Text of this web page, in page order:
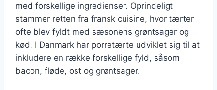
med forskellige ingredienser. Oprindeligt
stammer retten fra fransk cuisine, hvor tærter
ofte blev fyldt med sæsonens grøntsager og
kød. I Danmark har porretærte udviklet sig til at
inkludere en række forskellige fyld, såsom
bacon, fløde, ost og grøntsager.